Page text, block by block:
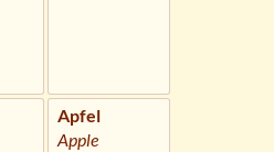
Apfel
Apple